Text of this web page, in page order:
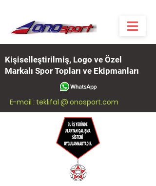
Kişiselleştirilmiş, Logo ve Özel
Markalı Spor Topları ve Ekipmanları
E-mail : teklifal @ onosport.com